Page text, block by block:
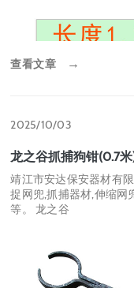
查看文章 →
2025/10/03
龙之谷抓捕狗钳(0.7
靖江市安达保安器材有
捉网兜,抓捕器材,伸缩网
等。 龙之谷